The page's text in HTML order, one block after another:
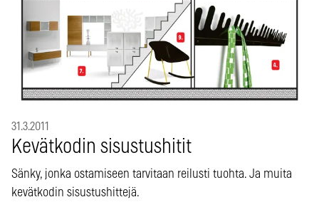
31.3.2011
Kevätkodin sisustushitit
Sänky, jonka ostamiseen tarvitaan reilusti tuohta. Ja muita
kevätkodin sisustushittejä.